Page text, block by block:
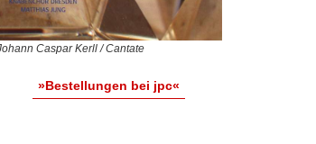
Caspar Kerll / Cantate
»Bestellungen bei jpc«